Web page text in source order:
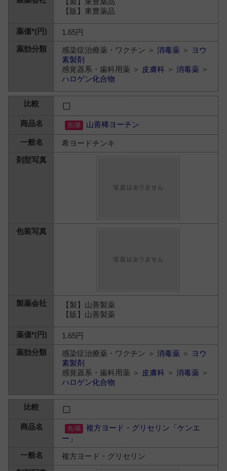
【販】東豊薬品
1.65円
感染症治療薬・ワクチン ＞消毒薬 ＞ ヨウ
素製剤
感覚器系・歯科用薬 ＞ 皮膚科 ＞消毒薬 ＞
ハロゲン化合物
山善稀ヨーチン
希ヨードチンキ
【製】山善製薬
【販】山善製薬
1.65円
感染症治療薬・ワクチン ＞消毒薬 ＞ ヨウ
素製剤
感覚器系・歯科用薬 ＞ 皮膚科 ＞消毒薬 ＞
ハロゲン化合物
複方ヨード・グリセリン「ケンエ
ー」
複方ヨード・グリセリン